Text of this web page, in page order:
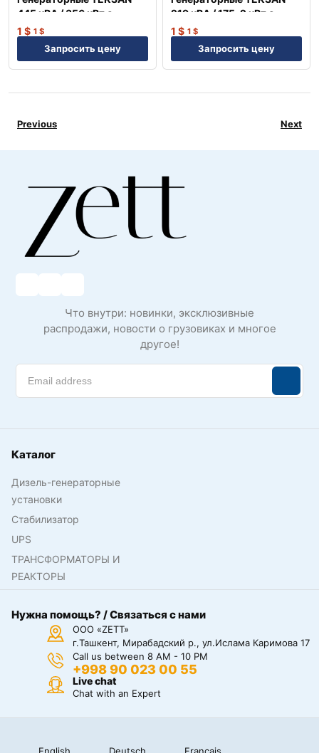
445 кВА / 356 кВт с
двигателем VOLVO
Швеция
1 $ 1 $
Запросить цену
219 кВА / 175, 2 кВт с
двигателем VOLVO
Швеция
1 $ 1 $
Запросить цену
Previous Next
Что внутри: новинки, эксклюзивные
распродажи, новости о грузовиках и многое
другое!
Каталог
Дизель-генераторные
установки
Стабилизатор
UPS
ТРАНСФОРМАТОРЫ И
РЕАКТОРЫ
Нужна помощь? / Связаться с нами
ООО «ZETT»
г.Ташкент, Мирабадский р., ул.Ислама Каримова 17
Call us between 8 AM - 10 PM
+998 90 023 00 55
Live chat
Chat with an Expert